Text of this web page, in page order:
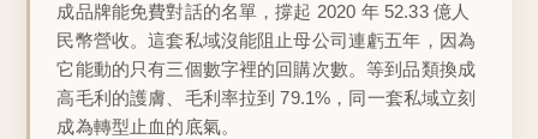
成品牌能免費對話的名單，撐起 2020 年 52.33 億人
民幣營收。這套私域沒能阻止母公司連虧五年，因為
它能動的只有三個數字裡的回購次數。等到品類換成
高毛利的護膚、毛利率拉到 79.1%，同一套私域立刻
成為轉型止血的底氣。